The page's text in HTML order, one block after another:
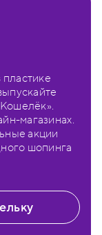
магазинах.
акции
шопинга